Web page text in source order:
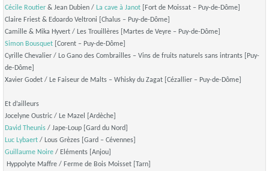
Cécile Routier & Jean Dubien / La cave à Janot [Fort de Moissat – Puy-de-Dôme]
Claire Friest & Edoardo Veltroni [Chalus – Puy-de-Dôme]
Camille & Mika Hyvert / Les Trouillères [Martes de Veyre – Puy-de-Dôme]
Simon Bousquet [Corent – Puy-de-Dôme]
Cyrille Chevalier / Lo Gano des Combrailles – Vins de fruits naturels sans intrants [Puy-
de-Dôme]
Xavier Godet / Le Faiseur de Malts – Whisky du Zagat [Cézallier – Puy-de-Dôme]
Et d’ailleurs
Jocelyne Oustric / Le Mazel [Ardèche]
David Theunis / Jape-Loup [Gard du Nord]
Luc Lybaert / Lous Grèzes [Gard – Cévennes]
Guillaume Noire / Eléments [Anjou]
Hyppolyte Maffre / Ferme de Bois Moisset [Tarn]